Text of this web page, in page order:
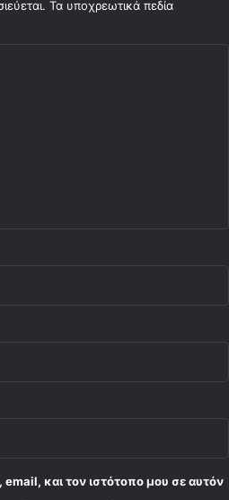
Τα υποχρεωτικά πεδία
και τον ιστότοπο μου σε αυτόν